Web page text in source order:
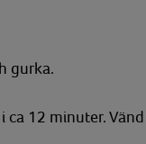
gurka.
ca 12 minuter.